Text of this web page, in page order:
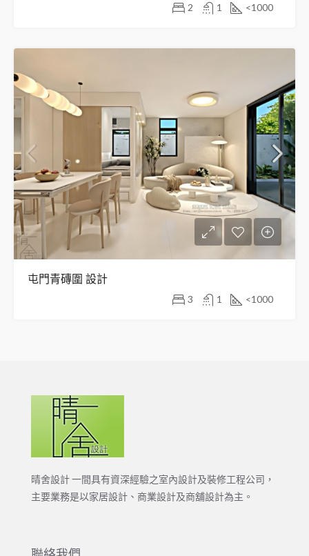
2 1 <1000
屯門青磚圍 設計
3 1 <1000
晴舍設計 一間具有資深經驗之室內設計及裝修工程公司，
主要業務是以家居設計、商業設計及商舖設計為主。